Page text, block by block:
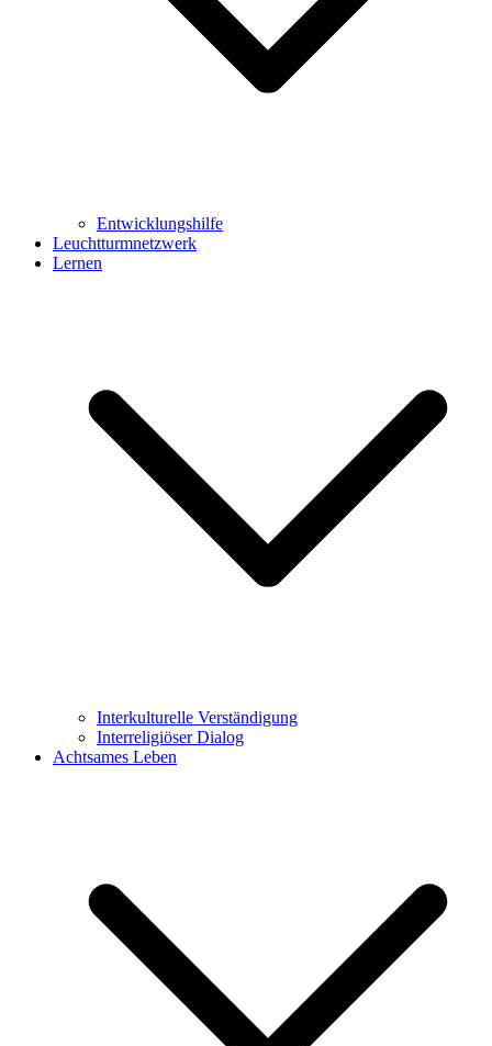
Entwicklungshilfe
Leuchtturmnetzwerk
Lernen
Interkulturelle Verständigung
Interreligiöser Dialog
Achtsames Leben